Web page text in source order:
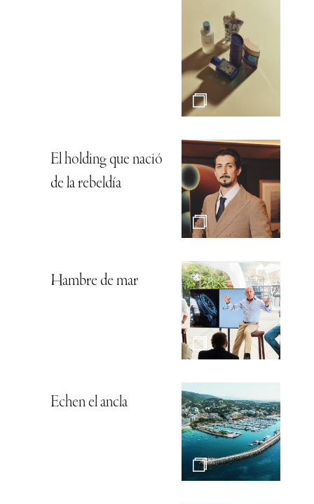
El holding que nació
de la rebeldía
Hambre de mar
Echen el ancla